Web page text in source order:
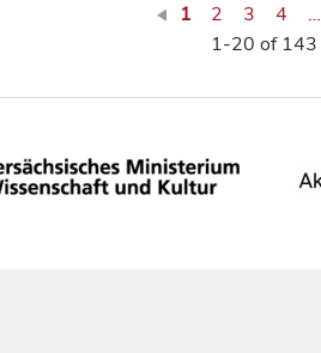
1 2 3 4 …
1-20 of 143